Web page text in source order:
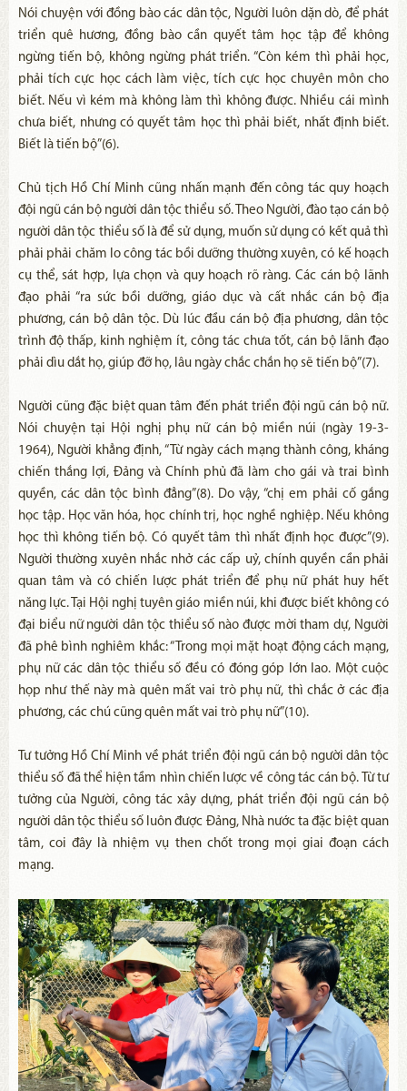
Nói chuyện với đồng bào các dân tộc, Người luôn dặn dò, để phát
triển quê hương, đồng bào cần quyết tâm học tập để không
ngừng tiến bộ, không ngừng phát triển. “Còn kém thì phải học,
phải tích cực học cách làm việc, tích cực học chuyên môn cho
biết. Nếu vì kém mà không làm thì không được. Nhiều cái mình
chưa biết, nhưng có quyết tâm học thì phải biết, nhất định biết.
Biết là tiến bộ”(6).
Chủ tịch Hồ Chí Minh cũng nhấn mạnh đến công tác quy hoạch
đội ngũ cán bộ người dân tộc thiểu số. Theo Người, đào tạo cán bộ
người dân tộc thiểu số là để sử dụng, muốn sử dụng có kết quả thì
phải phải chăm lo công tác bồi dưỡng thường xuyên, có kế hoạch
cụ thể, sát hợp, lựa chọn và quy hoạch rõ ràng. Các cán bộ lãnh
đạo phải “ra sức bồi dưỡng, giáo dục và cất nhắc cán bộ địa
phương, cán bộ dân tộc. Dù lúc đầu cán bộ địa phương, dân tộc
trình độ thấp, kinh nghiệm ít, công tác chưa tốt, cán bộ lãnh đạo
phải dìu dắt họ, giúp đỡ họ, lâu ngày chắc chắn họ sẽ tiến bộ”(7).
Người cũng đặc biệt quan tâm đến phát triển đội ngũ cán bộ nữ.
Nói chuyện tại Hội nghị phụ nữ cán bộ miền núi (ngày 19-3-
1964), Người khẳng định, “Từ ngày cách mạng thành công, kháng
chiến thắng lợi, Đảng và Chính phủ đã làm cho gái và trai bình
quyền, các dân tộc bình đẳng”(8). Do vậy, “chị em phải cố gắng
học tập. Học văn hóa, học chính trị, học nghề nghiệp. Nếu không
học thì không tiến bộ. Có quyết tâm thì nhất định học được”(9).
Người thường xuyên nhắc nhở các cấp uỷ, chính quyền cần phải
quan tâm và có chiến lược phát triển để phụ nữ phát huy hết
năng lực. Tại Hội nghị tuyên giáo miền núi, khi được biết không có
đại biểu nữ người dân tộc thiểu số nào được mời tham dự, Người
đã phê bình nghiêm khắc: “Trong mọi mặt hoạt động cách mạng,
phụ nữ các dân tộc thiểu số đều có đóng góp lớn lao. Một cuộc
họp như thế này mà quên mất vai trò phụ nữ, thì chắc ở các địa
phương, các chú cũng quên mất vai trò phụ nữ”(10).
Tư tưởng Hồ Chí Minh về phát triển đội ngũ cán bộ người dân tộc
thiểu số đã thể hiện tầm nhìn chiến lược về công tác cán bộ. Từ tư
tưởng của Người, công tác xây dựng, phát triển đội ngũ cán bộ
người dân tộc thiểu số luôn được Đảng, Nhà nước ta đặc biệt quan
tâm, coi đây là nhiệm vụ then chốt trong mọi giai đoạn cách
mạng.